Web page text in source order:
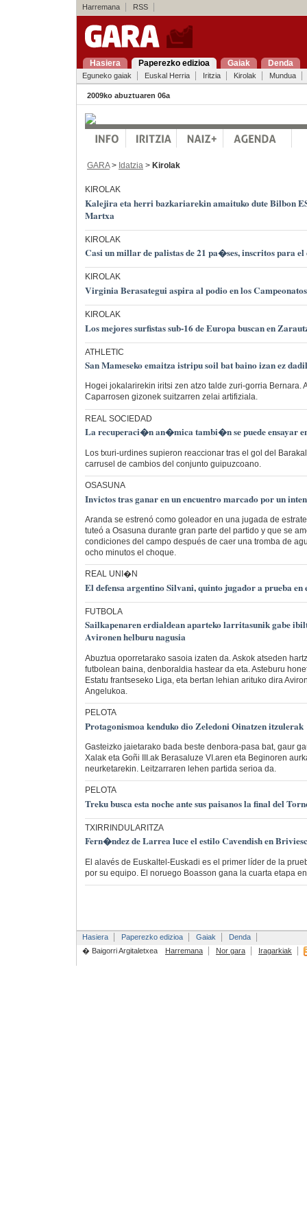
Harremana RSS
Hasiera Paperezko edizioa Gaiak Denda
Eguneko gaiak Euskal Herria Iritzia Kirolak Mundua
2009ko abuztuaren 06a
GARA> Idatzia > Kirolak
KIROLAK
Kalejira eta herri bazkariarekin amaituko dute Bilbon
Martxa
KIROLAK
Casi un millar de palistas de 21 pa�ses, inscritos para el
KIROLAK
Virginia Berasategui aspira al podio en los
KIROLAK
Los mejores surfistas sub-16 de Europa buscan en
ATHLETIC
San Mameseko emaitza istripu soil bat baino izan ez
Hogei jokalarirekin iritsi zen atzo talde zuri-gorria Bernara.
Caparrosen gizonek suitzarren zelai artifiziala.
REAL SOCIEDAD
La recuperaci�n an�mica tambi�n se puede ensayar
Los txuri-urdines supieron reaccionar tras el gol del
carrusel de cambios del conjunto guipuzcoano.
OSASUNA
Invictos tras ganar en un encuentro marcado por un
Aranda se estrenó como goleador en una jugada de
tuteó a Osasuna durante gran parte del partido y que se
condiciones del campo después de caer una tromba de
ocho minutos el choque.
REAL UNI�N
El defensa argentino Silvani, quinto jugador a prueba
FUTBOLA
Sailkapenaren erdialdean aparteko larritasunik gabe
Avironen helburu nagusia
Abuztua oporretarako sasoia izaten da. Askok atseden
futbolean baina, denboraldia hastear da eta. Asteburu
Estatu frantseseko Liga, eta bertan lehian arituko dira
Angelukoa.
PELOTA
Protagonismoa kenduko dio Zeledoni Oinatzen itzulerak
Gasteizko jaietarako bada beste denbora-pasa bat, gaur
Xalak eta Goñi III.ak Berasaluze VI.aren eta Beginoren
neurketarekin. Leitzarraren lehen partida serioa da.
PELOTA
Treku busca esta noche ante sus paisanos la final del
TXIRRINDULARITZA
Fern�ndez de Larrea luce el estilo Cavendish en
El alavés de Euskaltel-Euskadi es el primer líder de la
por su equipo. El noruego Boasson gana la cuarta etapa
Hasiera Paperezko edizioa Gaiak
Denda
� Baigorri Argitaletxea
Harremana Nor gara Iragarkiak